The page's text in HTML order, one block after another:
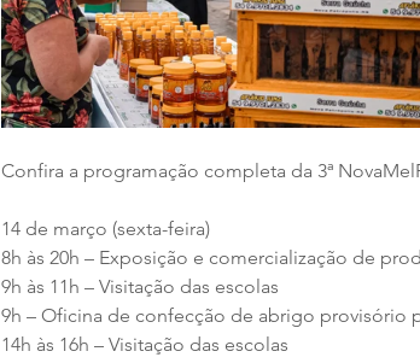
Confira a programação completa da 3ª
14 de março (sexta-feira)
8h às 20h – Exposição e comercialização de
9h às 11h – Visitação das escolas
9h – Oficina de confecção de abrigo provisório
14h às 16h – Visitação das escolas